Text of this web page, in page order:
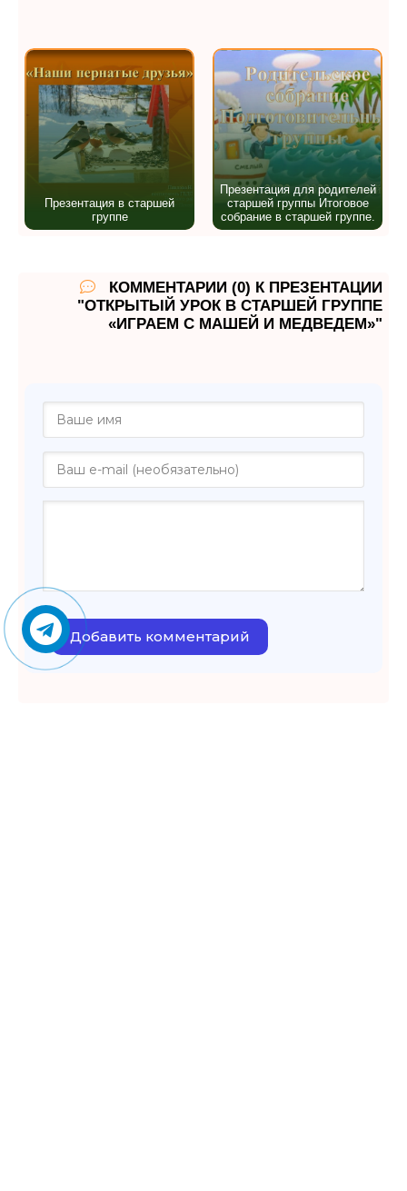
Презентация в старшей
группе
Презентация для родителей
старшей группы Итоговое
собрание в старшей группе.
КОММЕНТАРИИ (0) К ПРЕЗЕНТАЦИИ
"ОТКРЫТЫЙ УРОК В СТАРШЕЙ ГРУППЕ
«ИГРАЕМ С МАШЕЙ И МЕДВЕДЕМ»"
Добавить комментарий